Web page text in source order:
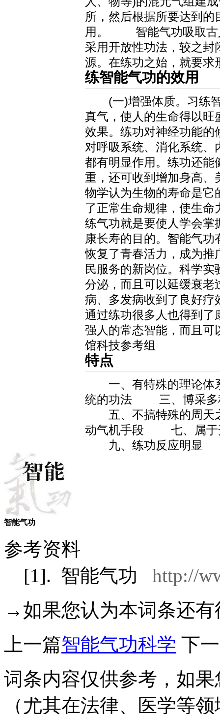
所，然后根据所要达到
用。 智能气功吸取古
采用开放性功法，较之
源。在练功之始，就要求
练智能气功的效用
(一)增强体质。习练智
真气，使人的生命得以旺
效果。练功对神经功能的
对呼吸系统、消化系统
都有明显作用。练功还能
重，还可收到增加身高
物学认为生物的寿命是它
了正常生命规律，使生
练气功就是要使人学会掌
康长寿的目的。智能气
恢复了青春活力，成为推
民服务的新岗位。科学
分泌，而且可以延缓衰
病、多发病收到了良好疗
通过练功很多人也得到
强人的常态智能，而且
馆科技参考组
特点
一、有特殊的理论
统的功法 三、博采多
五、不搞特殊的周天
动气机手段 七、属于
九、练功反应明显
智能气功
参考资料
[1]. 智能气功 http://
→如果您认为本词条还
上一篇智能气功科学 下
词条内容仅供参考，如
（尤其在法律、医学等